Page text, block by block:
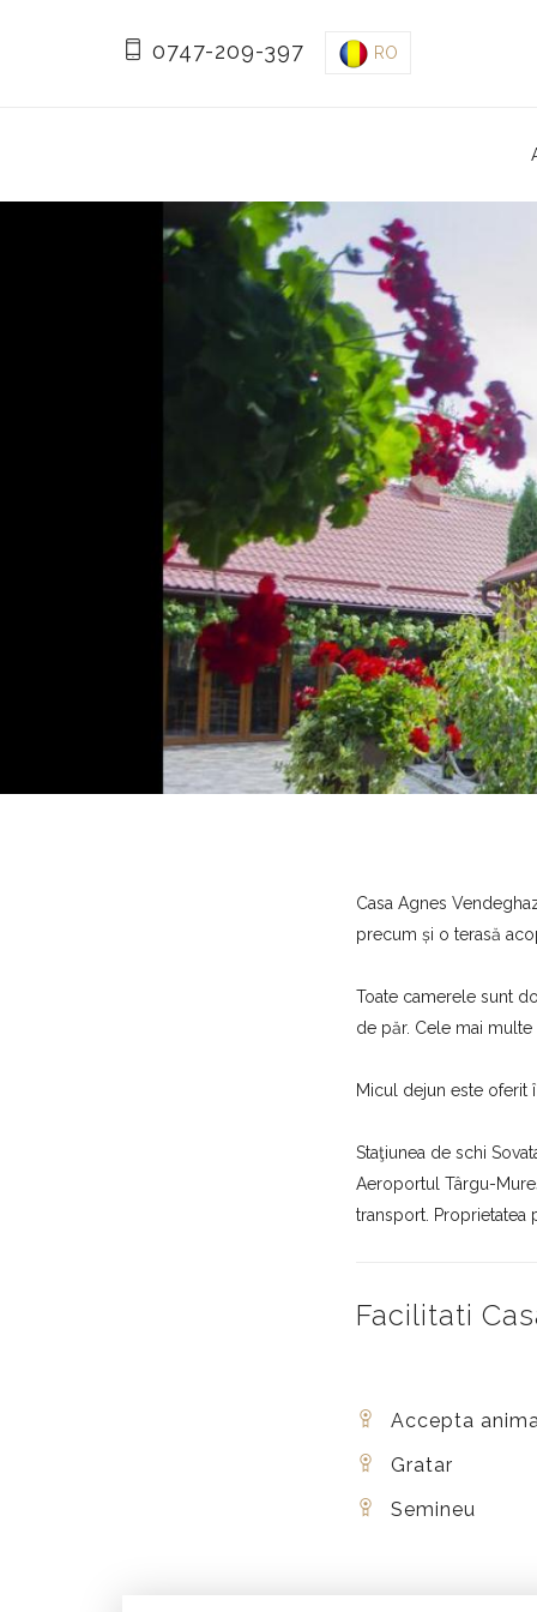
0747-209-397 RO
Casa Agnes
precum și o terasă
Toate camerele sunt
de păr. Cele mai
Micul dejun este oferit
Staţiunea de schi
Aeroportul Târgu-
transport. Proprietatea
Facilitati
Accepta
Gratar
Semineu